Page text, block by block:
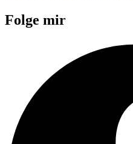
Folge mir